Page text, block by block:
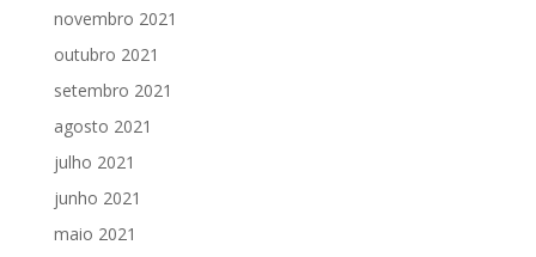
novembro 2021
outubro 2021
setembro 2021
agosto 2021
julho 2021
junho 2021
maio 2021